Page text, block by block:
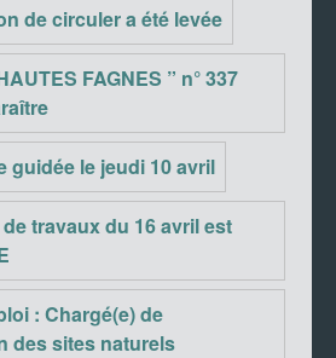
de circuler a été levée
FAGNES ” n° 337
guidée le jeudi 10 avril
travaux du 16 avril est
: Chargé(e) de
des sites naturels